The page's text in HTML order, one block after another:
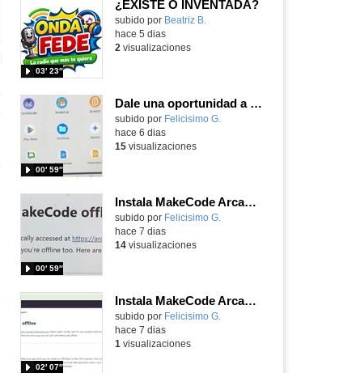
pantalla
¿EXISTE O INVENTADA?
Contenido educativo.
subido por Beatriz B.
03′ 23″
hace 5 dias
2 visualizaciones
Dale una oportunidad a los Chromebooks y utiliza un proyector para realizar talleres si no tienes pantallas táctiles
Contenido educativo.
subido por Felicisimo G.
00′ 59″
hace 6 dias
15visualizaciones
Instala MakeCode Arcade para trabajar offline en tu tablet, ordenador, Chromebook
Contenido educativo.
subido por Felicisimo G.
00′ 59″
hace 7 dias
14visualizaciones
Instala MakeCode Arcade offline para programar grandes juegos sin necesidad de Internet
Contenido educativo.
subido por Felicisimo G.
02′ 07″
hace 7 dias
1 visualizaciones